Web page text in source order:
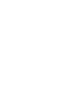
nicht verfügbar.)